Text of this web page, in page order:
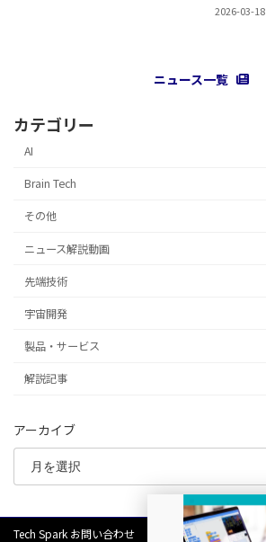
2026-03-18
ニュース一覧
カテゴリー
AI
Brain Tech
その他
ニュース解説動画
先端技術
宇宙開発
製品・サービス
解説記事
アーカイブ
Tech Spark お問い合わせ